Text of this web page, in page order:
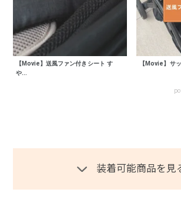
【Movie】送風ファン付きシート す
や...
【Movie】サ
装着可能商品を見